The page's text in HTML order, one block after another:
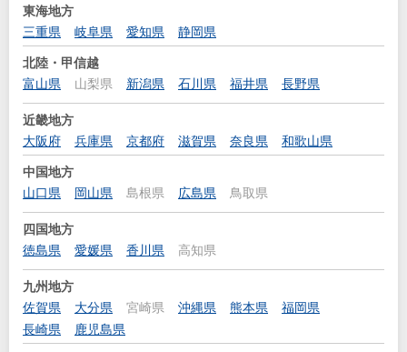
東海地方
三重県
岐阜県 愛知県 静岡県
北陸・甲信越
富山県
山梨県 新潟県 石川県 福井県 長野県
近畿地方
大阪府
兵庫県 京都府 滋賀県 奈良県 和歌山県
中国地方
山口県
岡山県 島根県 広島県 鳥取県
四国地方
徳島県
愛媛県 香川県 高知県
九州地方
佐賀県
大分県 宮崎県 沖縄県 熊本県
福岡県
長崎県
鹿児島県